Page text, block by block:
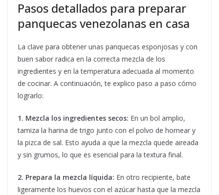
Pasos detallados para preparar
panquecas venezolanas en casa
La clave para obtener unas panquecas esponjosas y con
buen sabor radica en la correcta mezcla de los
ingredientes y en la temperatura adecuada al momento
de cocinar. A continuación, te explico paso a paso cómo
lograrlo:
1. Mezcla los ingredientes secos: En un bol amplio,
tamiza la harina de trigo junto con el polvo de hornear y
la pizca de sal. Esto ayuda a que la mezcla quede aireada
y sin grumos, lo que es esencial para la textura final.
2. Prepara la mezcla líquida: En otro recipiente, bate
ligeramente los huevos con el azúcar hasta que la mezcla